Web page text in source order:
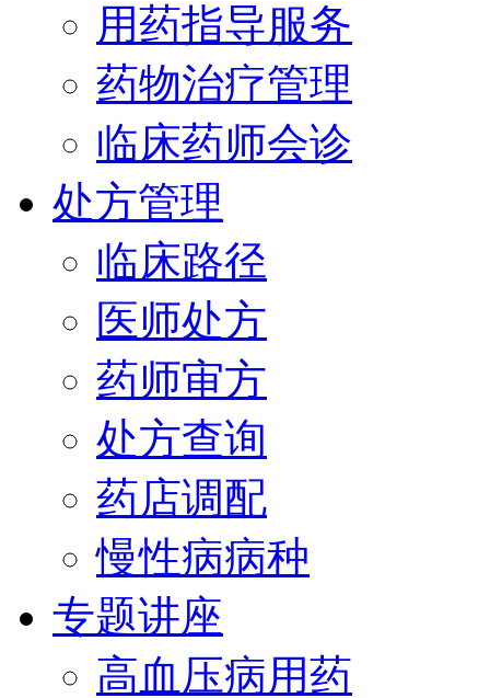
用药指导服务
药物治疗管理
临床药师会诊
处方管理
临床路径
医师处方
药师审方
处方查询
药店调配
慢性病病种
专题讲座
高血压病用药